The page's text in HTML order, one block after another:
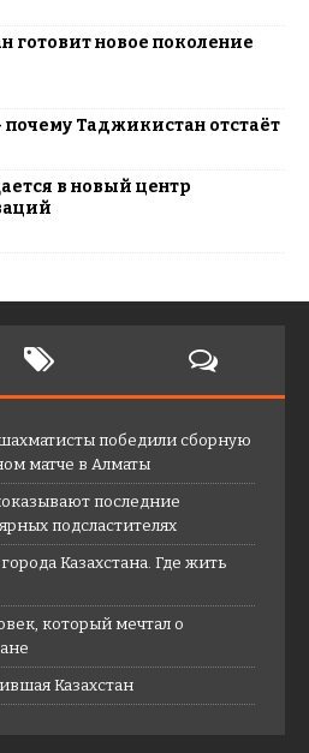
готовит новое поколение
Таджикистан отстаёт
в новый центр
победили сборную
матче в Алматы
последние
подсластителях
Казахстана. Где жить
который мечтал о
Казахстан